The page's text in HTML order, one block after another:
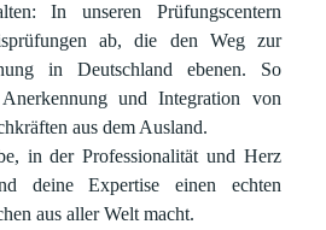
In unseren Prüfungscentern
ab, die den Weg zur
in Deutschland ebenen. So
und Integration von
aus dem Ausland.
in der Professionalität und Herz
deine Expertise einen echten
aus aller Welt macht.